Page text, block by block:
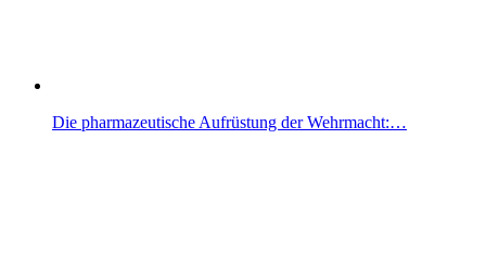
Die pharmazeutische Aufrüstung der Wehrmacht:…